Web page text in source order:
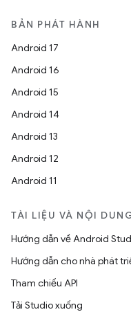
BẢN PHÁT HÀNH
Android 17
Android 16
Android 15
Android 14
Android 13
Android 12
Android 11
TÀI LIỆU VÀ NỘI
Hướng dẫn về Android
Hướng dẫn cho nhà phát
Tham chiếu API
Tải Studio xuống